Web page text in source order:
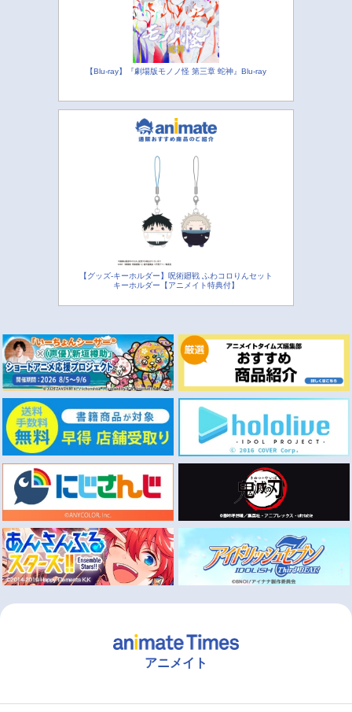
【Blu-ray】『劇場版モノノ怪 第三章 蛇神』Blu-ray
【グッズ-キーホルダー】呪術廻戦 ふわコロりんセット
キーホルダー【アニメイト特典付】
アニメイト